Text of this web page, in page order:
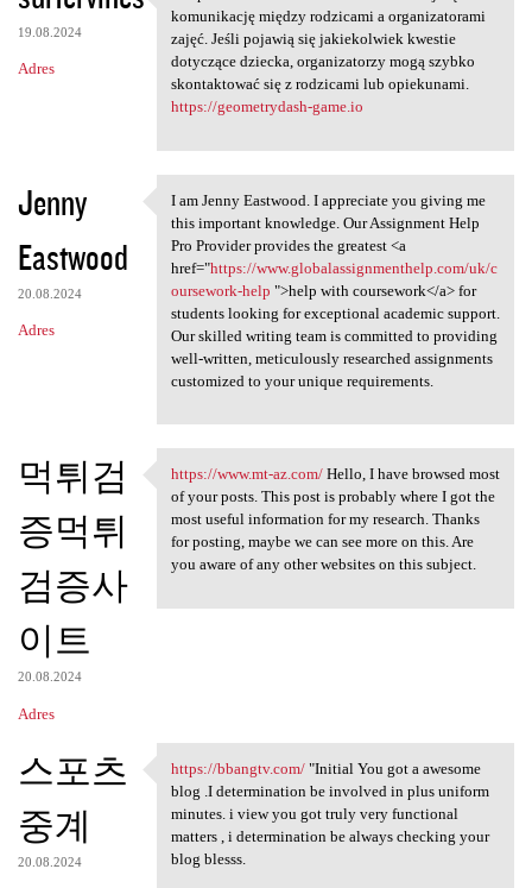
19.08.2024
Adres
Uzupełniona kartoteka
komunikację między rodzicami a organizatorami
zajęć. Jeśli pojawią się jakiekolwiek kwestie
dotyczące dziecka, organizatorzy mogą szybko
skontaktować się z rodzicami lub opiekunami.
https://geometrydash-game.io
Jenny
Eastwood
20.08.2024
Adres
I am Jenny Eastwood. I
I am Jenny Eastwood. I appreciate you giving me
this important knowledge. Our Assignment Help
Pro Provider provides the greatest <a
href="https://www.globalassignmenthelp.com/uk/c
oursework-help ">help with coursework</a> for
students looking for exceptional academic support.
Our skilled writing team is committed to providing
well-written, meticulously researched assignments
customized to your unique requirements.
먹튀검
증먹튀
검증사
이트
20.08.2024
Adres
https://www.mt-az.com/ Hello,
https://www.mt-az.com/Hello, I have browsed most
of your posts. This post is probably where I got the
most useful information for my research. Thanks
for posting, maybe we can see more on this. Are
you aware of any other websites on this subject.
스포츠
중계
20.08.2024
https://bbangtv.com/ "Initial
https://bbangtv.com/"Initial You got a awesome
blog .I determination be involved in plus uniform
minutes. i view you got truly very functional
matters , i determination be always checking your
blog blesss.